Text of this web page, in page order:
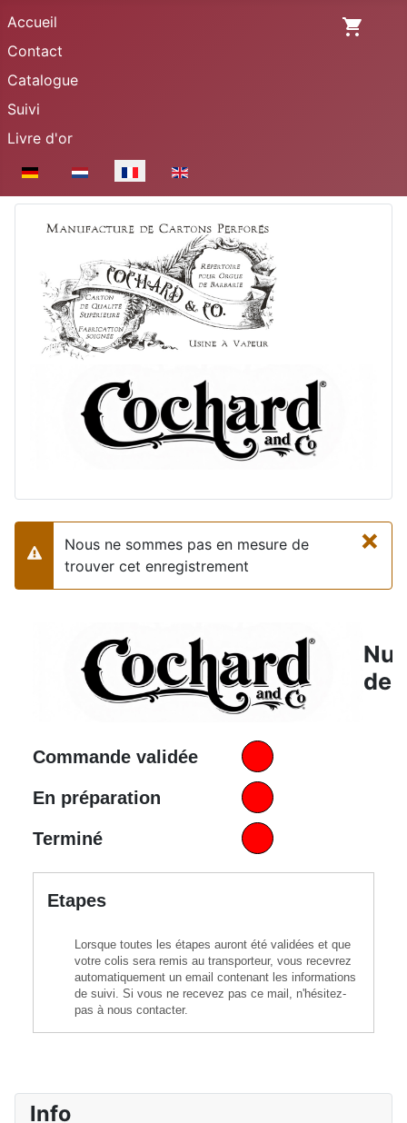
Accueil
Contact
Catalogue
Suivi
Livre d'or
Sélectionnez votre langue
Info
×
Alerte
Nous ne sommes pas en mesure de
trouver cet enregistrement
de
Commande validée
En préparation
Terminé
Etapes
Lorsque toutes les étapes auront été validées et que
votre colis sera remis au transporteur, vous recevrez
automatiquement un email contenant les informations
de suivi. Si vous ne recevez pas ce mail, n'hésitez-
pas à nous contacter.